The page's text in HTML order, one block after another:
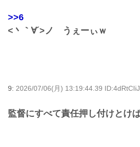
>>6
<丶｀∀´>ノ うぇーぃｗ
9: 2026/07/06(月) 13:19:44.39 ID:4dRtCIiJ
監督にすべて責任押し付けとけ